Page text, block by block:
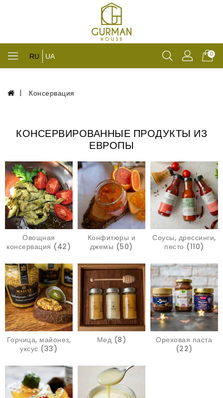
RU UA 0
Консервация
КОНСЕРВИРОВАННЫЕ ПРОДУКТЫ ИЗ
ЕВРОПЫ
Овощная
консервация (42)
Конфитюры и
джемы (50)
Соусы, дрессинги,
песто (110)
Горчица, майонез,
уксус (33)
Мед (8)
Ореховая паста
(22)